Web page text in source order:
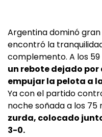
Argentina dominó
encontró la
complemento. A los 59
un rebote dejado
empujar la pelota a
Ya con el partido
noche soñada a los 75
zurda, colocado
3-0.